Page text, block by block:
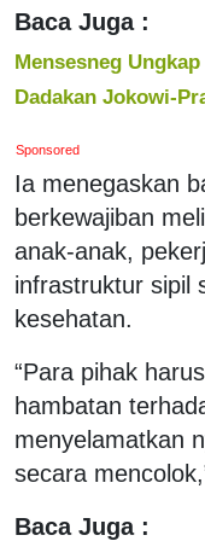
Baca Juga :
Mensesneg
Dadakan Jokowi-
Sponsored
Ia menegaskan
berkewajiban
anak-anak,
infrastruktur sipil
kesehatan.
“Para pihak
hambatan
menyelamatkan
secara
Baca Juga :